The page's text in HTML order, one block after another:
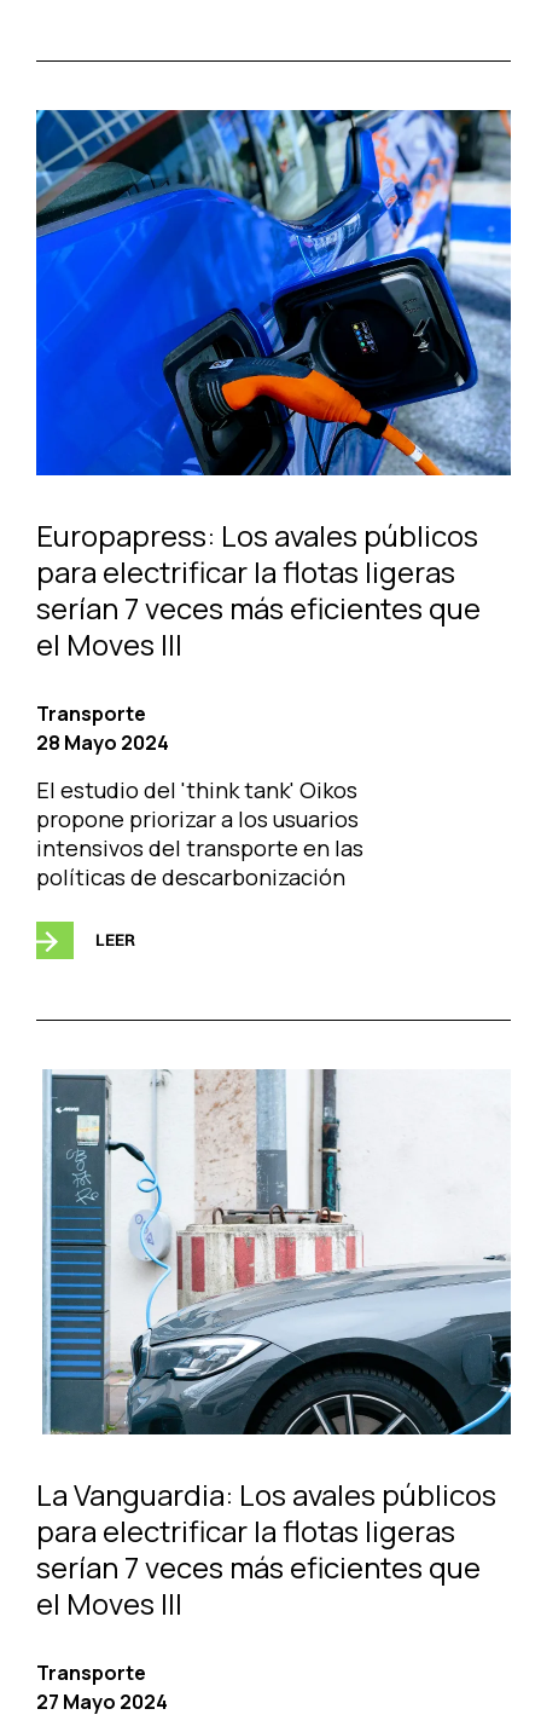
Europapress: Los avales públicos
para electrificar la flotas ligeras
serían 7 veces más eficientes que
el Moves III
Transporte
28 Mayo 2024
El estudio del 'think tank' Oikos
propone priorizar a los usuarios
intensivos del transporte en las
políticas de descarbonización
LEER
La Vanguardia: Los avales públicos
para electrificar la flotas ligeras
serían 7 veces más eficientes que
el Moves III
Transporte
27 Mayo 2024